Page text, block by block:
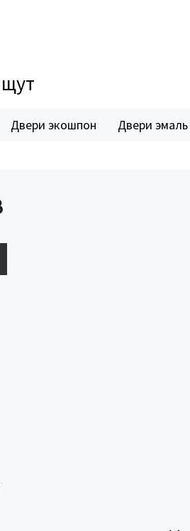
Двери экошпон Двери эмаль